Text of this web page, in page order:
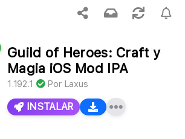
solicitado.
Guild of Heroes: Craft y
Magia iOS Mod IPA
1.192.1 Por Laxus
INSTALAR